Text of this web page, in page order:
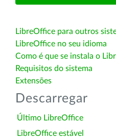
LibreOffice para outros
LibreOffice no seu idioma
Como é que se instala o
Requisitos do sistema
Extensões
Descarregar
Último LibreOffice
LibreOffice estável